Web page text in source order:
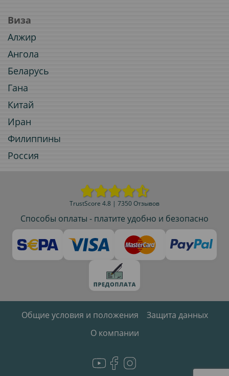
Виза
Алжир
Ангола
Беларусь
Гана
Китай
Иран
Филиппины
Россия
TrustScore 4.8 | 7350 Отзывов
Способы оплаты - платите удобно и безопасно
Общие условия и положения
Защита данных
О компании